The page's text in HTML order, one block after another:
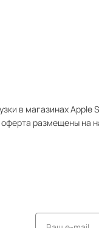
в магазинах Apple
размещены на